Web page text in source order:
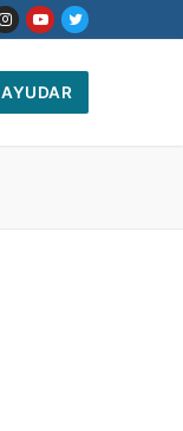
AYUDAR